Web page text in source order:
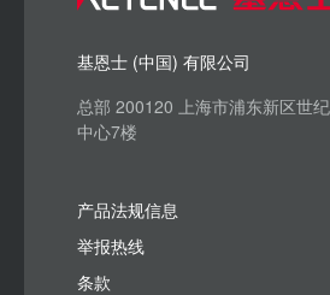
基恩士 (中国) 有限公司
总部 200120 上海市浦东新区世
中心7楼
产品法规信息
举报热线
条款